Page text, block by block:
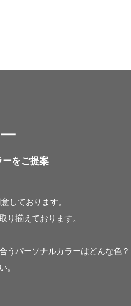
ーをご提案
しております。
り揃えております。
うパーソナルカラーはどんな色？
。